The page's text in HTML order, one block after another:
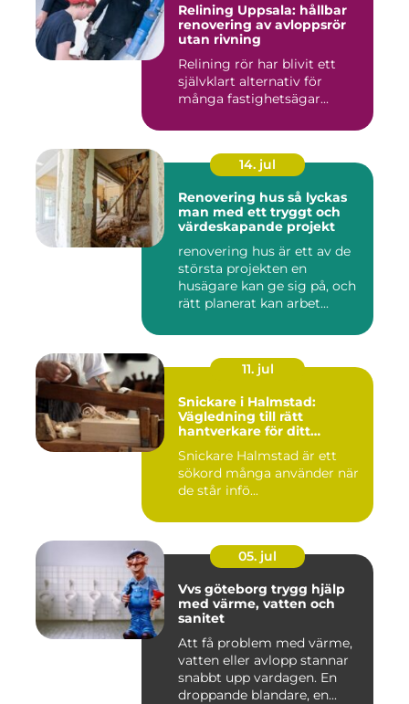
Relining Uppsala: hållbar
renovering av avloppsrör
utan rivning
Relining rör har blivit ett
självklart alternativ för
många fastighetsägar...
14. jul
Renovering hus så lyckas
man med ett tryggt och
värdeskapande projekt
renovering hus är ett av de
största projekten en
husägare kan ge sig på, och
rätt planerat kan arbet...
11. jul
Snickare i Halmstad:
Vägledning till rätt
hantverkare för ditt
Snickare Halmstad är ett
sökord många använder när
de står infö...
05. jul
Vvs göteborg trygg hjälp
med värme, vatten och
sanitet
Att få problem med värme,
vatten eller avlopp stannar
snabbt upp vardagen. En
droppande blandare, en...